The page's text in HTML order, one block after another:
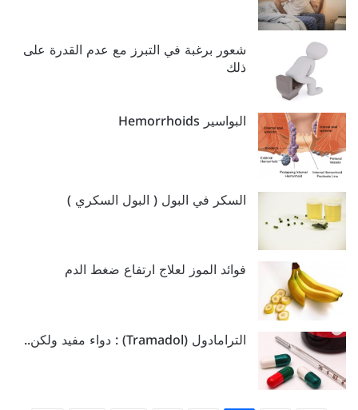
شعور برغبة في التبرز مع عدم القدرة على
ذلك
البواسير Hemorrhoids
السكر في البول ( البول السكري )
فوائد الموز لعلاج ارتفاع ضغط الدم
الترامادول (Tramadol) : دواء مفيد ولكن..